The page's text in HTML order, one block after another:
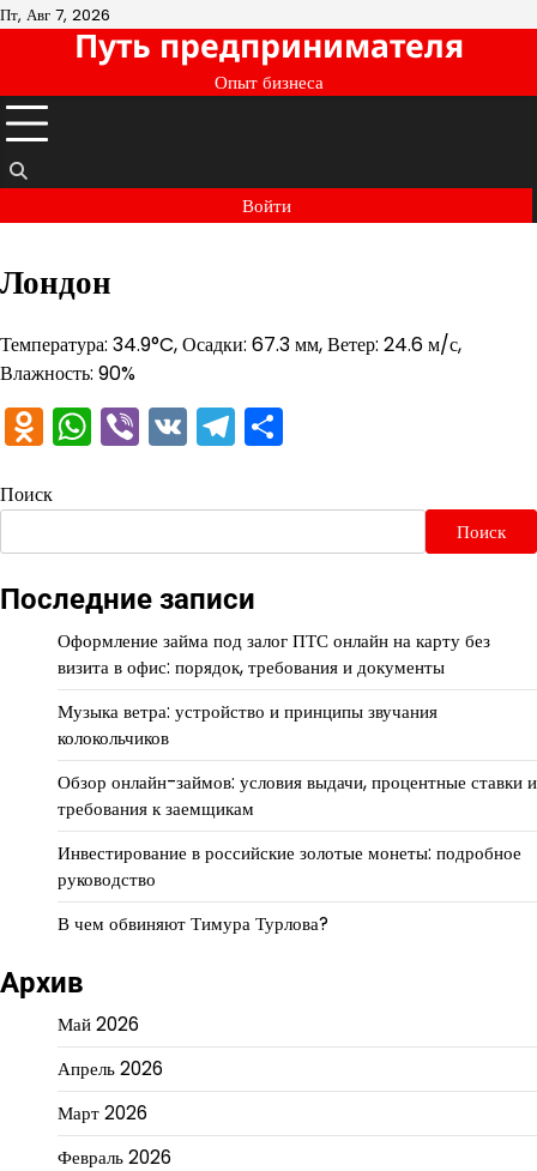
Перейти
содержимому
Пт, Авг 7, 2026
Путь предпринимателя
Опыт бизнеса
Войти
Лондон
Температура: 34.9°C, Осадки: 67.3 мм, Ветер: 24.6 м/с,
Влажность: 90%
Odnoklassniki
WhatsApp
Viber
VKTelegram
Поиск
Поиск
Последние записи
Оформление займа под залог ПТС онлайн на карту без
визита в офис: порядок, требования и документы
Музыка ветра: устройство и принципы звучания
колокольчиков
Обзор онлайн-займов: условия выдачи, процентные ставки и
требования к заемщикам
Инвестирование в российские золотые монеты: подробное
руководство
В чем обвиняют Тимура Турлова?
Архив
Май 2026
Апрель 2026
Март 2026
Февраль 2026